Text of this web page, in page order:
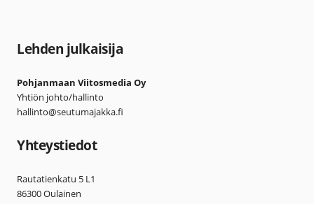
Lehden julkaisija
Pohjanmaan Viitosmedia Oy
Yhtiön johto/hallinto
hallinto@seutumajakka.fi
Yhteystiedot
Rautatienkatu 5 L1
86300 Oulainen